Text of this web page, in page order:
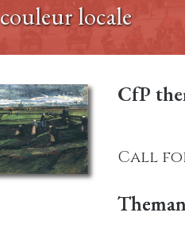
couleur locale
CfP
Call